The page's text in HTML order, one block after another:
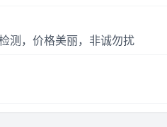
测，价格美丽，非诚勿扰